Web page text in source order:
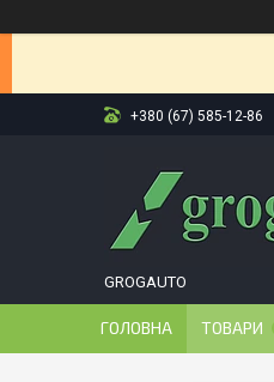
+380 (67) 585-12-86
GROGAUTO
ГОЛОВНА ТОВАРИ